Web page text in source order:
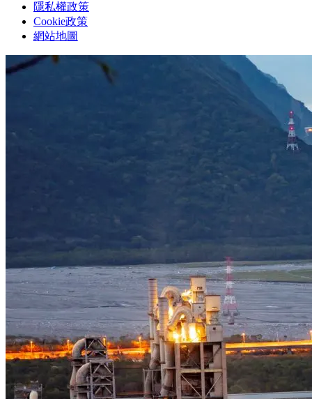
隱私權政策
Cookie政策
網站地圖